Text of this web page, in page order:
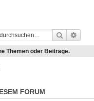
Suche
Themen oder Beiträge.
FORUM